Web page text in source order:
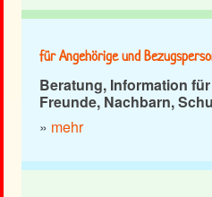
für Angehörige und
Beratung, Information
Freunde, Nachbarn,
» mehr